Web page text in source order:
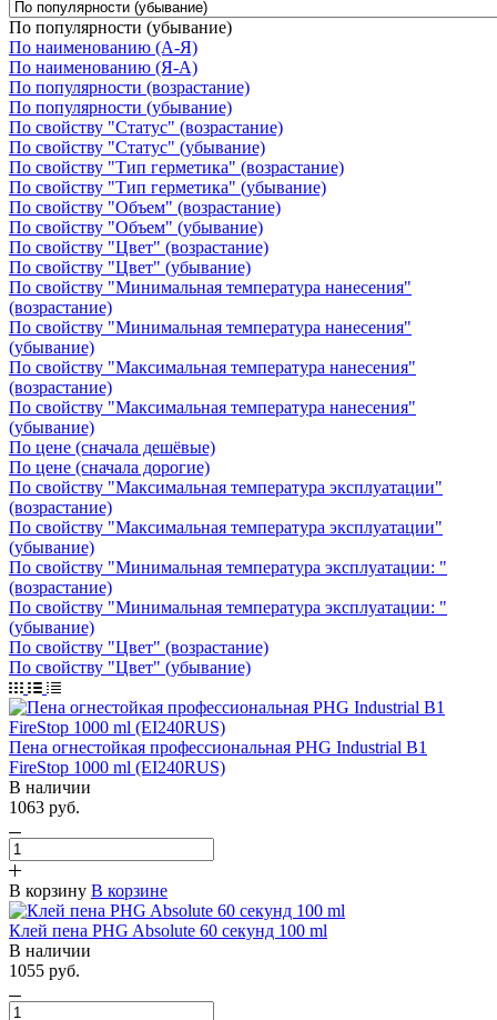
По популярности (убывание)
По наименованию (А-Я)
По наименованию (Я-А)
По популярности (возрастание)
По популярности (убывание)
По свойству "Статус" (возрастание)
По свойству "Статус" (убывание)
По свойству "Тип герметика" (возрастание)
По свойству "Тип герметика" (убывание)
По свойству "Объем" (возрастание)
По свойству "Объем" (убывание)
По свойству "Цвет" (возрастание)
По свойству "Цвет" (убывание)
По свойству "Минимальная температура нанесения"
(возрастание)
По свойству "Минимальная температура нанесения"
(убывание)
По свойству "Максимальная температура нанесения"
(возрастание)
По свойству "Максимальная температура нанесения"
(убывание)
По цене (сначала дешёвые)
По цене (сначала дорогие)
По свойству "Максимальная температура эксплуатации"
(возрастание)
По свойству "Максимальная температура эксплуатации"
(убывание)
По свойству "Минимальная температура эксплуатации: "
(возрастание)
По свойству "Минимальная температура эксплуатации: "
(убывание)
По свойству "Цвет" (возрастание)
По свойству "Цвет" (убывание)
Пена огнестойкая профессиональная PHG Industrial B1
FireStop 1000 ml (EI240RUS)
В наличии
1063 руб.
В корзину В корзине
Клей пена PHG Absolute 60 секунд 100 ml
В наличии
1055 руб.